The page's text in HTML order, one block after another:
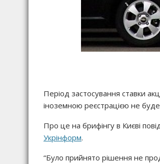
Період застосування ставки
іноземною реєстрацією не
Про це на брифінгу в Києві
Укрінформ.
“Було прийнято рішення не